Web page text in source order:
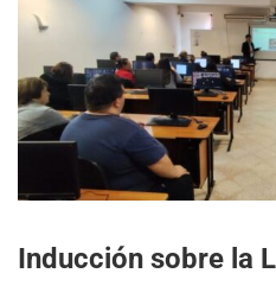
Inducción sobre la